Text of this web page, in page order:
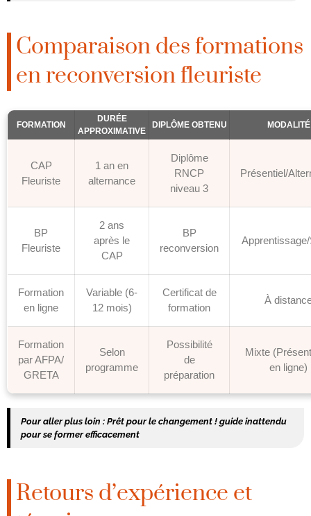
Comparaison des formations
en reconversion fleuriste
FORMATION
DURÉE
APPROXIMATIVE
DIPLÔME OBTENU MODALITÉ
CAP
Fleuriste
1 an en
alternance
Diplôme
RNCP
niveau 3
Présentiel/
BP
Fleuriste
2 ans
après le
CAP
BP
reconversion
Formation
en ligne
Variable (6-
12 mois)
Certificat de
formation
À
Formation
par AFPA/
GRETA
Selon
programme
Possibilité
de
préparation
Mixte
en ligne)
Pour aller plus loin : Prêt pour le changement ! guide inattendu
pour se former efficacement
Retours d’expérience et